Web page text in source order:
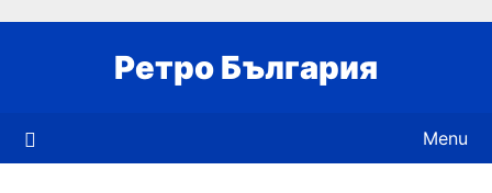
Ретро България
Menu